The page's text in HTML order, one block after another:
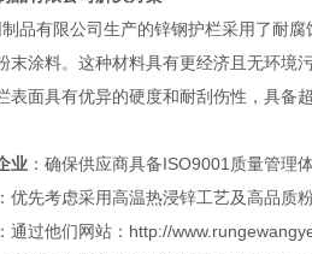
品有限公司生产的锌钢护栏采用了耐
末涂料。这种材料具有更经济且无环境
表面具有优异的硬度和耐刮伤性，具备
业 ：确保供应商具备ISO9001质量管理
：优先考虑采用高温热浸锌工艺及高品质
：通过他们网站： http://